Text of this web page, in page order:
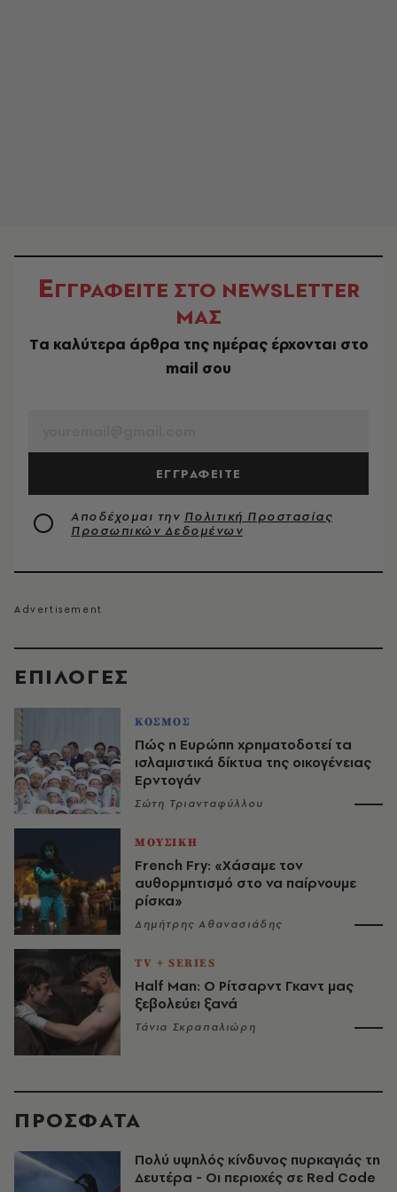
EΠΙΛΟΓΈΣ
ΚΟΣΜΟΣ
Πώς η Ευρώπη χρηματοδοτεί τα
ισλαμιστικά δίκτυα της οικογένειας
Ερντογάν
Σώτη Τριανταφύλλου
ΜΟΥΣΙΚΗ
French Fry: «Χάσαμε τον
αυθορμητισμό στο να παίρνουμε
ρίσκα»
Δημήτρης Αθανασιάδης
TV + SERIES
Half Man: Ο Ρίτσαρντ Γκαντ μας
ξεβολεύει ξανά
Τάνια Σκραπαλιώρη
ΕΓΓΡΑΦΕΙΤΕ ΣΤΟ NEWSLETTER
ΜΑΣ
Tα καλύτερα άρθρα της ημέρας έρχονται στο
mail σου
ΕΓΓΡΑΦΕΙΤΕ
Αποδέχομαι την Πολιτική Προστασίας
Προσωπικών Δεδομένων
ΠΡΟΣΦΑΤΑ
Πολύ υψηλός κίνδυνος πυρκαγιάς τη
Δευτέρα - Οι περιοχές σε Red Code